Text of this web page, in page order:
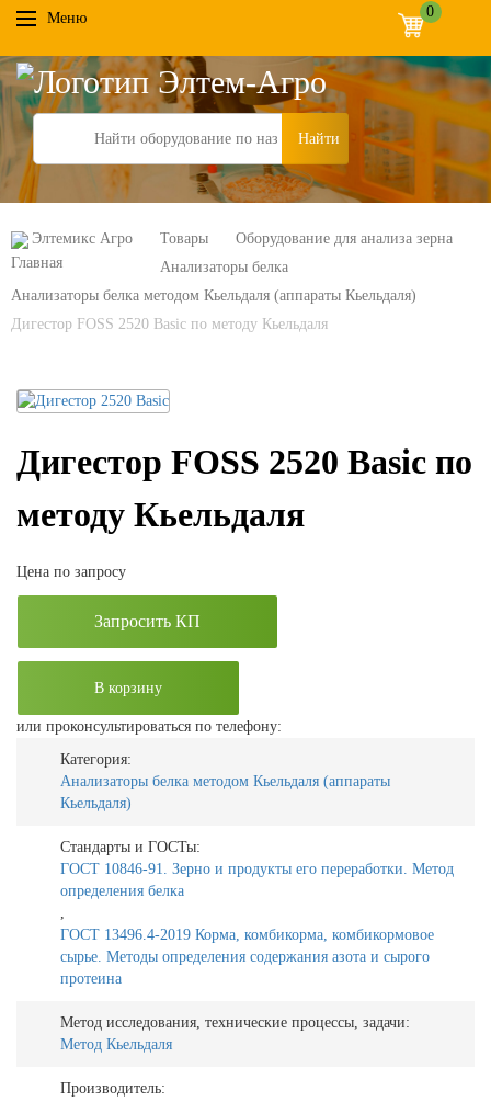
Меню 0
Search
Элтемикс Агро Товары
Оборудование для анализа зерна
Анализаторы белка
Анализаторы белка методом Кьельдаля (аппараты Кьельдаля)
Дигестор FOSS 2520 Basic по методу Кьельдаля
Дигестор FOSS 2520 Basic по
методу Кьельдаля
Цена по запросу
Запросить КП
В корзину
или проконсультироваться по телефону:
Категория:
Анализаторы белка методом Кьельдаля (аппараты
Кьельдаля)
Стандарты и ГОСТы:
ГОСТ 10846-91. Зерно и продукты его переработки. Метод
определения белка
,
ГОСТ 13496.4-2019 Корма, комбикорма, комбикормовое
сырье. Методы определения содержания азота и сырого
протеина
Метод исследования, технические процессы, задачи:
Метод Кьельдаля
Производитель: